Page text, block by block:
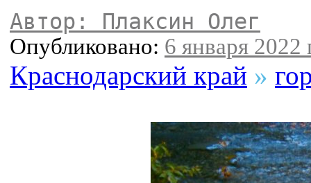
Автор: Плаксин Олег
Опубликовано: 6 января 2022
Краснодарский край »